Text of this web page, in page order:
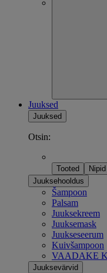
Juuksed
Juuksed
Otsin:
Tooted
Juuksehooldus
Šampoon
Palsam
Juuksekreem
Juuksemask
Juukseseerum
Kuivšampoon
VAADAKE
Juuksevärvid